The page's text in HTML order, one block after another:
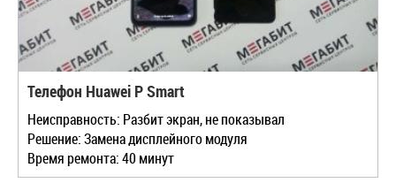
Телефон Huawei P Smart
Неисправность: Разбит экран, не показывал
Решение: Замена дисплейного модуля
Время ремонта: 40 минут